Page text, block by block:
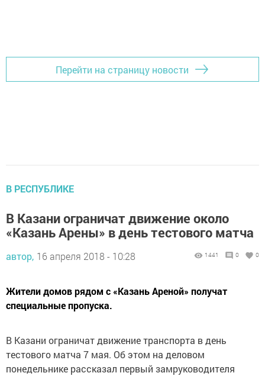
Перейти на страницу новости
В РЕСПУБЛИКЕ
В Казани ограничат движение около
«Казань Арены» в день тестового матча
автор, 16 апреля 2018 - 10:28 1441 0 0
Жители домов рядом с «Казань Ареной» получат
специальные пропуска.
В Казани ограничат движение транспорта в день
тестового матча 7 мая. Об этом на деловом
понедельнике рассказал первый замруководителя